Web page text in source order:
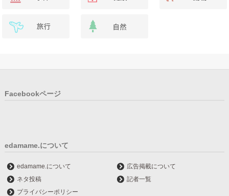
Facebookページ
edamame.について
edamame.について
広告掲載について
ネタ投稿
記者一覧
プライバシーポリシー